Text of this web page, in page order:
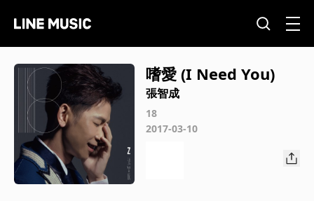
嗜愛 (I Need You)
張智成
18
2017-03-10